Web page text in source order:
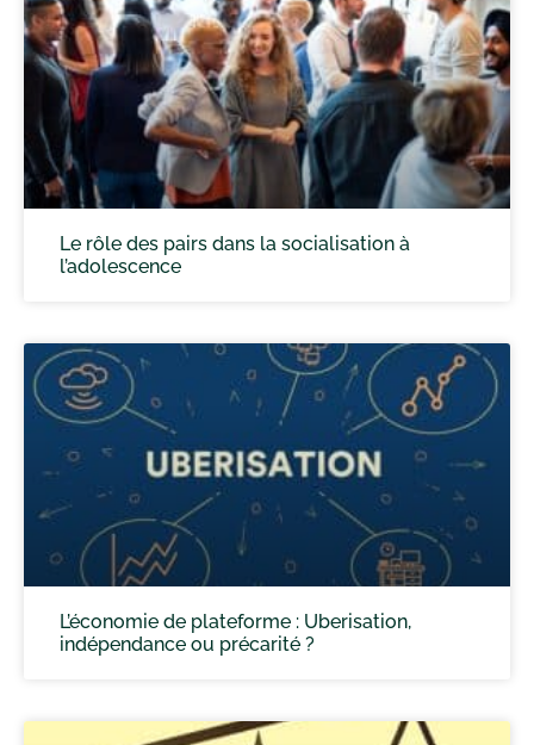
Le rôle des pairs dans la socialisation à
l’adolescence
L’économie de plateforme : Uberisation,
indépendance ou précarité ?